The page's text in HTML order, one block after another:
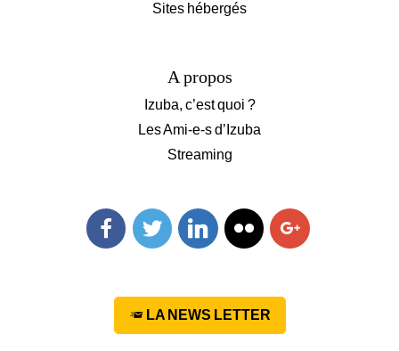
Sites hébergés
A propos
Izuba, c’est quoi ?
Les Ami-e-s d’Izuba
Streaming
LA NEWS LETTER